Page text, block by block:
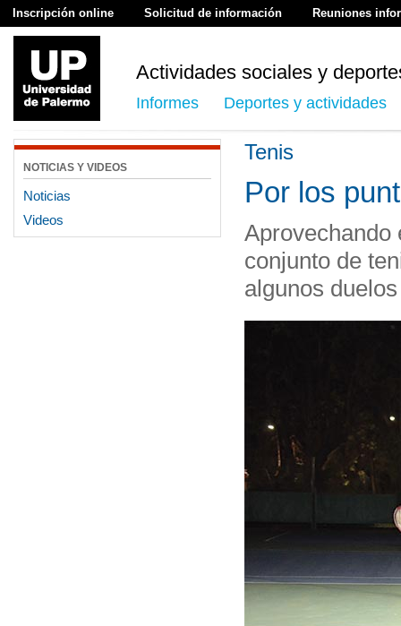
Inscripción online Solicitud de información Reuniones
Actividades sociales y
Informes Deportes y actividades
NOTICIAS Y VIDEOS
Noticias
Videos
Tenis
Por los
Aprovechando
conjunto de
algunos